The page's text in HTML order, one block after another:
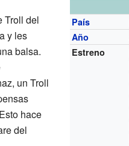
País
Año
Estreno
Troll del
y les
balsa.
un Troll
hace
del